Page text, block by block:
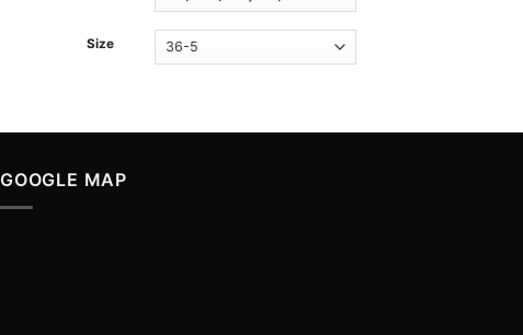
Size
GOOGLE MAP